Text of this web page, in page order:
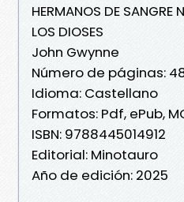
HERMANOS DE
LOS DIOSES
John Gwynne
Número de páginas:
Idioma: Castellano
Formatos: Pdf, ePub,
ISBN: 9788445014912
Editorial: Minotauro
Año de edición: 2025